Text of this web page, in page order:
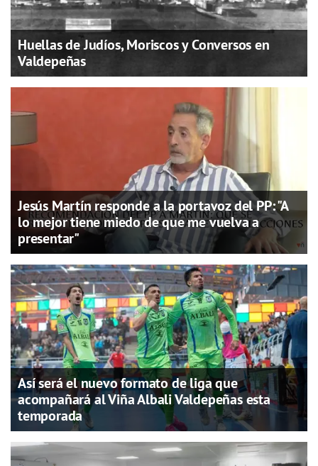
Huellas de Judíos, Moriscos y Conversos en
Valdepeñas
Jesús Martín responde a la portavoz del PP: "A
lo mejor tiene miedo de que me vuelva a
presentar"
Así será el nuevo formato de liga que
acompañará al Viña Albali Valdepeñas esta
temporada